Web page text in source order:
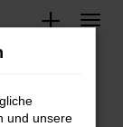
und unsere